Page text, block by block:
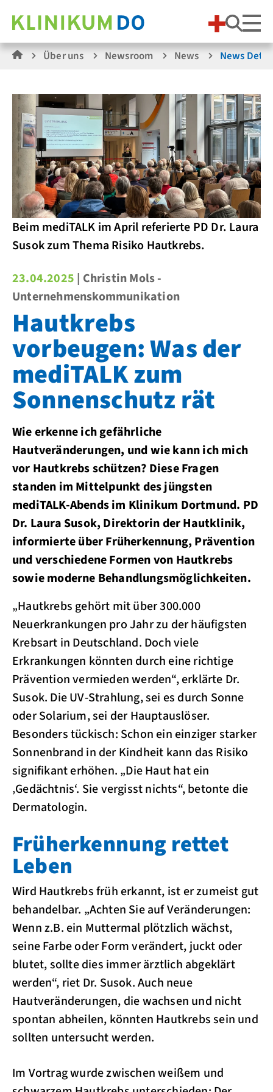
Über uns Newsroom News News
Beim mediTALK im April referierte PD Dr. Laura
Susok zum Thema Risiko Hautkrebs.
23.04.2025 | Christin Mols -
Unternehmenskommunikation
Hautkrebs
vorbeugen: Was der
mediTALK zum
Sonnenschutz rät
Wie erkenne ich gefährliche
Hautveränderungen, und wie kann ich mich
vor Hautkrebs schützen? Diese Fragen
standen im Mittelpunkt des jüngsten
mediTALK-Abends im Klinikum Dortmund. PD
Dr. Laura Susok, Direktorin der Hautklinik,
informierte über Früherkennung, Prävention
und verschiedene Formen von Hautkrebs
sowie moderne Behandlungsmöglichkeiten.
„Hautkrebs gehört mit über 300.000
Neuerkrankungen pro Jahr zu der häufigsten
Krebsart in Deutschland. Doch viele
Erkrankungen könnten durch eine richtige
Prävention vermieden werden“, erklärte Dr.
Susok. Die UV-Strahlung, sei es durch Sonne
oder Solarium, sei der Hauptauslöser.
Besonders tückisch: Schon ein einziger starker
Sonnenbrand in der Kindheit kann das Risiko
signifikant erhöhen. „Die Haut hat ein
‚Gedächtnis‘. Sie vergisst nichts“, betonte die
Dermatologin.
Früherkennung rettet
Leben
Wird Hautkrebs früh erkannt, ist er zumeist gut
behandelbar. „Achten Sie auf Veränderungen:
Wenn z.B. ein Muttermal plötzlich wächst,
seine Farbe oder Form verändert, juckt oder
blutet, sollte dies immer ärztlich abgeklärt
werden“, riet Dr. Susok. Auch neue
Hautveränderungen, die wachsen und nicht
spontan abheilen, könnten Hautkrebs sein und
sollten untersucht werden.
Im Vortrag wurde zwischen weißem und